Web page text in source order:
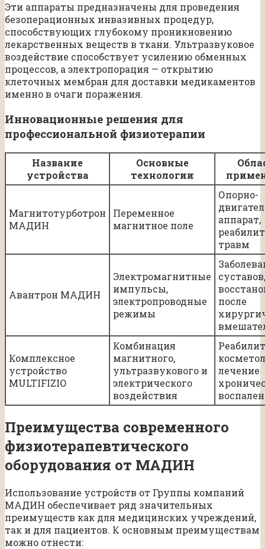
Эти аппараты предназначены для проведения
безоперационных инвазивных процедур,
способствующих глубокому проникновению
лекарственных веществ в ткани. Ультразвуковое
воздействие способствует усилению обменных
процессов, а электропорация — открытию
клеточных мембран для доставки медикаментов
именно в очаги поражения.
Инновационные решения для
профессиональной физиотерапии
Название
устройства
Основные
технологии
Магнитотурботрон
МАДИН
Переменное
магнитное поле
Опорно-
аппарат,
травм
Авантрон МАДИН
Электромагнитные
импульсы,
электропроводные
режимы
суставов,
после
Комплексное
устройство
MULTIFIZIO
Комбинация
магнитного,
ультразвукового и
электрического
воздействия
лечение
Преимущества современного
физиотерапевтического
оборудования от МАДИН
Использование устройств от Группы компаний
МАДИН обеспечивает ряд значительных
преимуществ как для медицинских учреждений,
так и для пациентов. К основным преимуществам
можно отнести: